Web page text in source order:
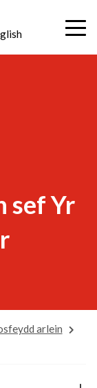
sef Yr
arlein